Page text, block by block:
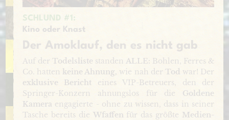
SCHLUND #1:
Kino oder Knast
Der Amoklauf, den es nicht gab
Auf der Todelsliste standenALLE: Bohlen, Ferres &
Co. hatten keine Ahnung, wie nah der Tod war! Der
exklusive Bericht eines VIP-Betreuers, den der
Springer-Konzern ahnungslos für die Goldene
Kamera engagierte - ohne zu wissen, dass in seiner
Tasche bereits die Wfaffen für das größte Medien-